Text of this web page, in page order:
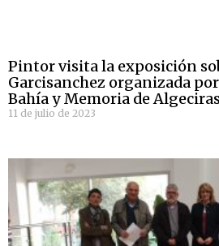
Pintor visita la exposición
Garcisanchez organizada
Bahía y Memoria de
11 de julio de 2023